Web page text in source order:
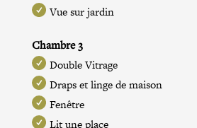
Vue sur jardin
Chambre 3
Double Vitrage
Draps et linge de maison
Fenêtre
Lit une place